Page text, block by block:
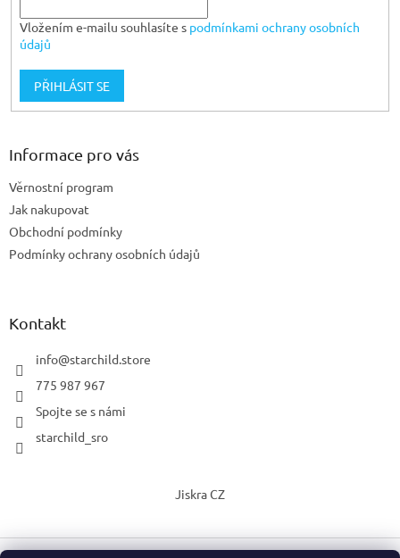
Vložením e-mailu souhlasíte s podmínkami ochrany osobních
údajů
PŘIHLÁSIT SE
Informace pro vás
Věrnostní program
Jak nakupovat
Obchodní podmínky
Podmínky ochrany osobních údajů
Kontakt
info@starchild.store
775 987 967
Spojte se s námi
starchild_sro
Jiskra CZ